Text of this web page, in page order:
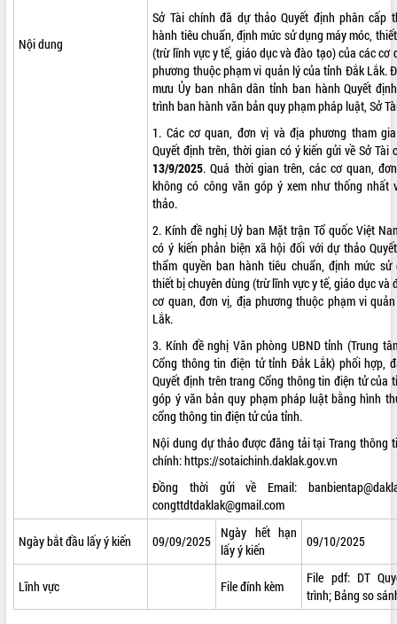
Trailer Lễ hội Sầu riêng Đắk Lắk năm
Khám bệnh, cấp phát thuốc miễn phí
và tặng quà người dân xã Cư Pui
Hội nghị UBND tỉnh Đắk Lắk thường kỳ
Lễ truy tặng danh hiệu “Bà Mẹ Việt
Nam Anh hùng” và trao Huân chương
UBND tỉnh Đắk Lắk triển khai nhiệm
Kỳ họp thứ Hai, Hội đồng nhân dân
tỉnh khóa XI quyết nghị nhiều nội dung
Bí thư Tỉnh ủy Lương Nguyễn Minh
Triết thăm, tặng quà người có công với
Rà soát, hoàn thiện hệ thống thiết chế
văn hóa, thể thao đáp ứng yêu cầu
phát triển mới
Minh
Lễ truy điệu và an táng hài cốt liệt sĩ
THỐNG KÊ TRUY CẬP
Hôm nay:
Tất cả: 66105887
Nội dung
Sở Tài chính đã dự thảo Quyết định phân cấp
hành tiêu chuẩn, định mức sử dụng máy móc,
(trừ lĩnh vực y tế, giáo dục và đào tạo) của các cơ
phương thuộc phạm vi quản lý của tỉnh Đắk Lắk.
mưu Ủy ban nhân dân tỉnh ban hành Quyết
trình ban hành văn bản quy phạm pháp luật, Sở
1. Các cơ quan, đơn vị và địa phương tham
Quyết định trên, thời gian có ý kiến gửi về Sở Tài
13/9/2025. Quá thời gian trên, các cơ quan,
không có công văn góp ý xem như thống nhất
thảo.
2. Kính đề nghị Uỷ ban Mặt trận Tổ quốc Việt
có ý kiến phản biện xã hội đối với dự thảo
thẩm quyền ban hành tiêu chuẩn, định mức sử
thiết bị chuyên dùng (trừ lĩnh vực y tế, giáo dục và
cơ quan, đơn vị, địa phương thuộc phạm vi
Lắk.
3. Kính đề nghị Văn phòng UBND tỉnh (Trung
Cổng thông tin điện tử tỉnh Đắk Lắk) phối hợp,
Quyết định trên trang Cổng thông tin điện tử của
góp ý văn bản quy phạm pháp luật bằng hình
cổng thông tin điện tử của tỉnh.
Nội dung dự thảo được đăng tải tại Trang thông
chính:https://sotaichinh.daklak.gov.vn
Đồng thời gửi về Email:
congttdtdaklak@gmail.com
Ngày bắt đầu lấy ý kiến 09/09/2025
Ngày hết hạn
lấy ý kiến
09/10/2025
Lĩnh vực File đính kèm
File pdf: DT
trình; Bảng so